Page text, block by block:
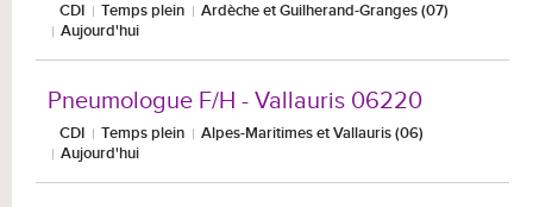
CDI Temps plein
Ardèche et Guilherand-Granges (07)
Aujourd'hui
Pneumologue F/H - Vallauris 06220
CDI Temps plein
Alpes-Maritimes et Vallauris (06)
Aujourd'hui